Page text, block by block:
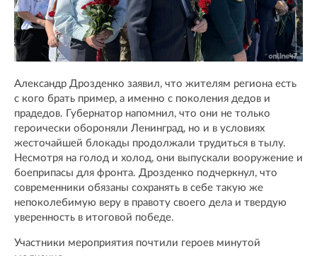
Александр Дрозденко заявил, что жителям региона есть
с кого брать пример, а именно с поколения дедов и
прадедов. Губернатор напомнил, что они не только
героически обороняли Ленинград, но и в условиях
жесточайшей блокады продолжали трудиться в тылу.
Несмотря на голод и холод, они выпускали вооружение и
боеприпасы для фронта. Дрозденко подчеркнул, что
современники обязаны сохранять в себе такую же
непоколебимую веру в правоту своего дела и твердую
уверенность в итоговой победе.
Участники мероприятия почтили героев минутой